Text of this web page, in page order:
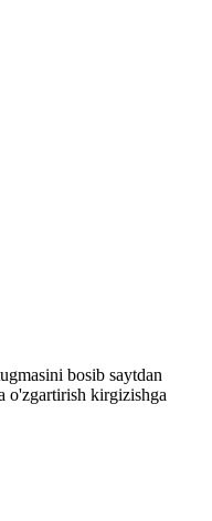
bosib saytdan
o'zgartirish kirgizishga